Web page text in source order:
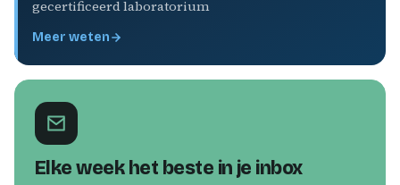
gecertificeerd laboratorium
Meer weten
Elke week het beste in je inbox